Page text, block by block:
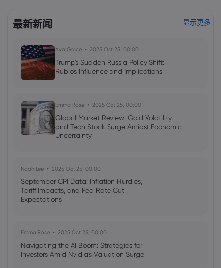
2022 Jul 24, 05:42
最新新闻 显示更多
Ava Grace 2025 Oct 25, 00:00
Trump's Sudden Russia Policy Shift:
Rubio's Influence and Implications
Emma Rose 2025 Oct 25, 00:00
Global Market Review: Gold Volatility
and Tech Stock Surge Amidst Economic
Uncertainty
Noah Lee 2025 Oct 25, 00:00
September CPI Data: Inflation Hurdles,
Tariff Impacts, and Fed Rate Cut
Expectations
Emma Rose 2025 Oct 25, 00:00
Navigating the AI Boom: Strategies for
Investors Amid Nvidia's Valuation Surge